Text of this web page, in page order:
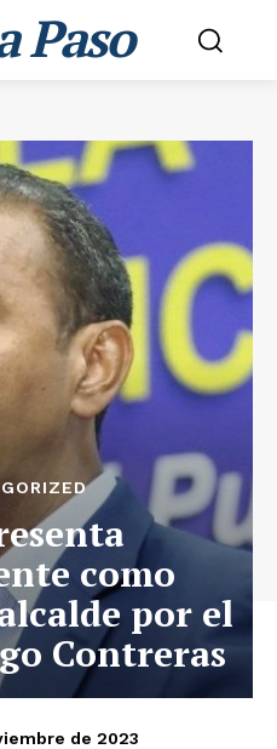
Paso
como
por el
Contreras
de 2023